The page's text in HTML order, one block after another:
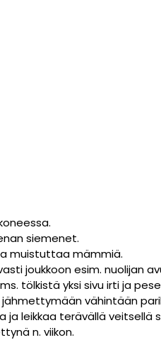
siemenet.
muistuttaa mämmiä.
joukkoon esim. nuolijan
tölkistä yksi sivu irti ja
vähintään
leikkaa terävällä veitsellä
n. viikon.